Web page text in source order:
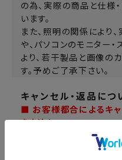
の為、実際の商品と仕様
います。
また、照明の関係により
や、パソコンのモニター
より、若干製品と画像の
す。予めご了承下さい。
キャンセル・返品につ
■ お客様都合によるキ
きません。
ご注文間違い、品番間違
メージ違いなど、ご注文